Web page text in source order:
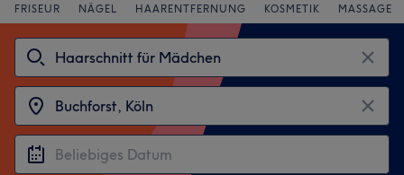
FRISEUR NÄGEL HAARENTFERNUNG KOSMETIK MASSAGE